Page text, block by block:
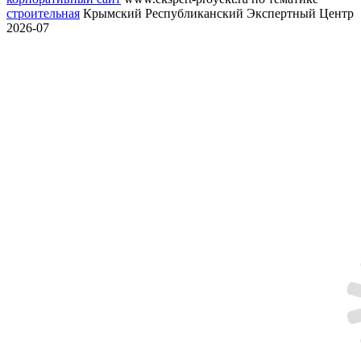
строительная Крымский Республиканский Экспертный Центр
2026-07